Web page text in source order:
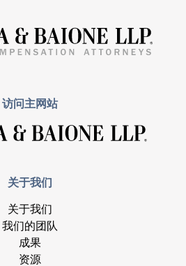
访问主网站
关于我们
关于我们
我们的团队
成果
资源